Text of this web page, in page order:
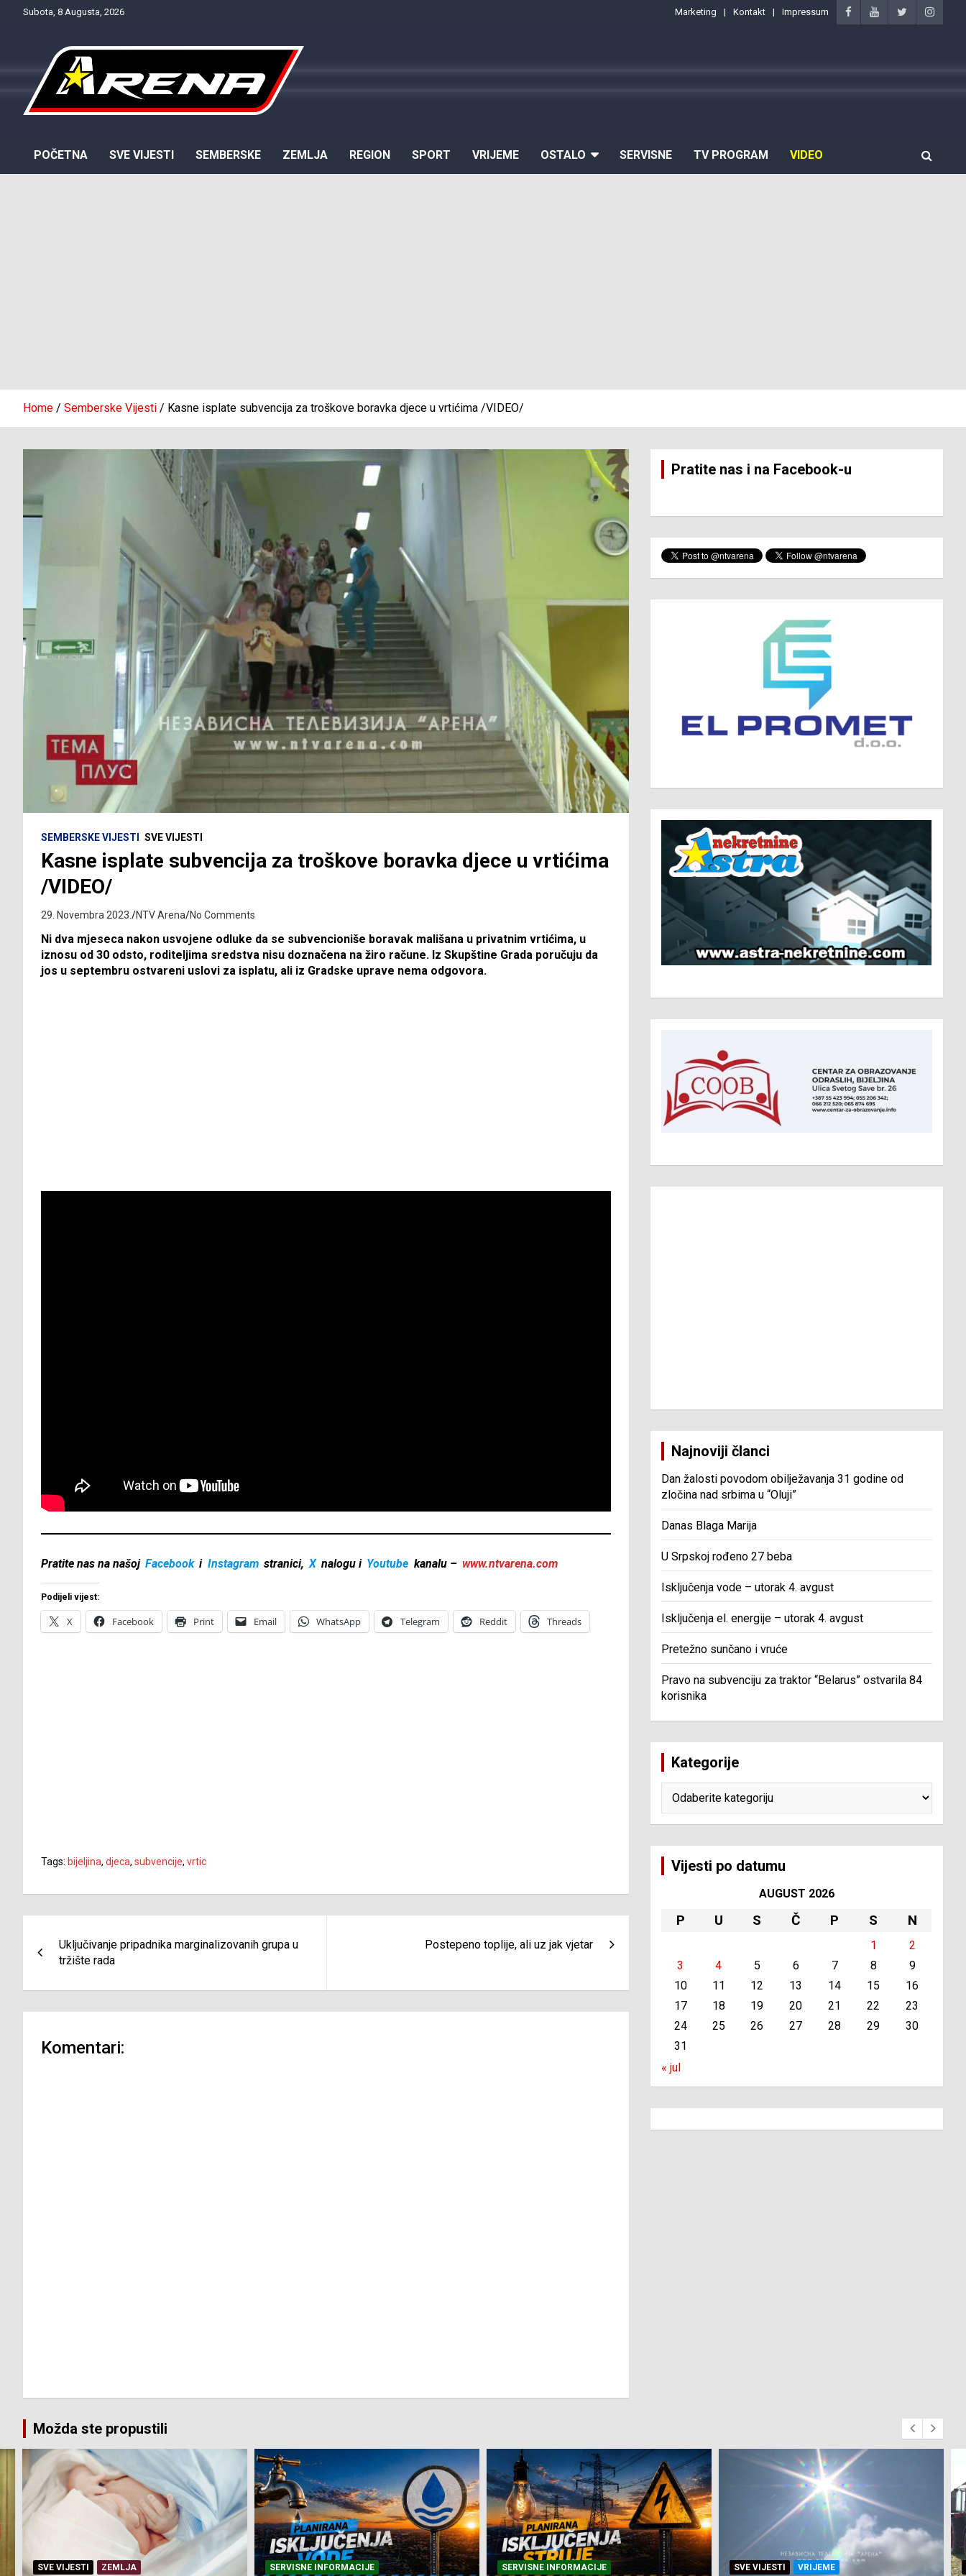
Subota, 8 Augusta, 2026 Marketing Kontakt Impressum
POČETNA SVE VIJESTI SEMBERSKE ZEMLJA REGION SPORT VRIJEME OSTALO SERVISNE TV PROGRAM VIDEO
Home Semberske Vijesti Kasne isplate subvencija za troškove boravka djece u vrtićima /VIDEO/
SEMBERSKE VIJESTI SVE VIJESTI
Kasne isplate subvencija za troškove boravka djece u vrtićima
/VIDEO/
29. Novembra 2023. NTV Arena No Comments
Ni dva mjeseca nakon usvojene odluke da se subvencioniše boravak mališana u privatnim vrtićima, u
iznosu od 30 odsto, roditeljima sredstva nisu doznačena na žiro račune. Iz Skupštine Grada poručuju da
jos u septembru ostvareni uslovi za isplatu, ali iz Gradske uprave nema odgovora.
Pratite nas na našoj Facebook i Instagram stranici, X nalogu i Youtube kanalu – www.ntvarena.com
Podijeli vijest:
X Facebook Print Email WhatsApp Telegram Reddit Threads
Tags: bijeljina, djeca, subvencije, vrtic
članaka
Uključivanje pripadnika marginalizovanih grupa u
tržište rada
Postepeno toplije, ali uz jak vjetar
Komentari:
Pratite nas i na Facebook-u
Najnoviji članci
Dan žalosti povodom obilježavanja 31 godine od
zločina nad srbima u “Oluji”
Danas Blaga Marija
U Srpskoj rođeno 27 beba
Isključenja vode – utorak 4. avgust
Isključenja el. energije – utorak 4. avgust
Pretežno sunčano i vruće
Pravo na subvenciju za traktor “Belarus” ostvarila 84
korisnika
Kategorije
Vijesti po datumu
AUGUST 2026
P U S Č P S N
1
2
3
4 5 6 7 8
9
10
11 12 13 14 15
16
17
18 19 20 21 22
23
24
25 26 27 28 29
30
31
« jul
Možda ste propustili
SERVISNE INFORMACIJE SERVISNE INFORMACIJE SVE VIJESTI VRIJEME SVE VIJESTI ZEMLJA